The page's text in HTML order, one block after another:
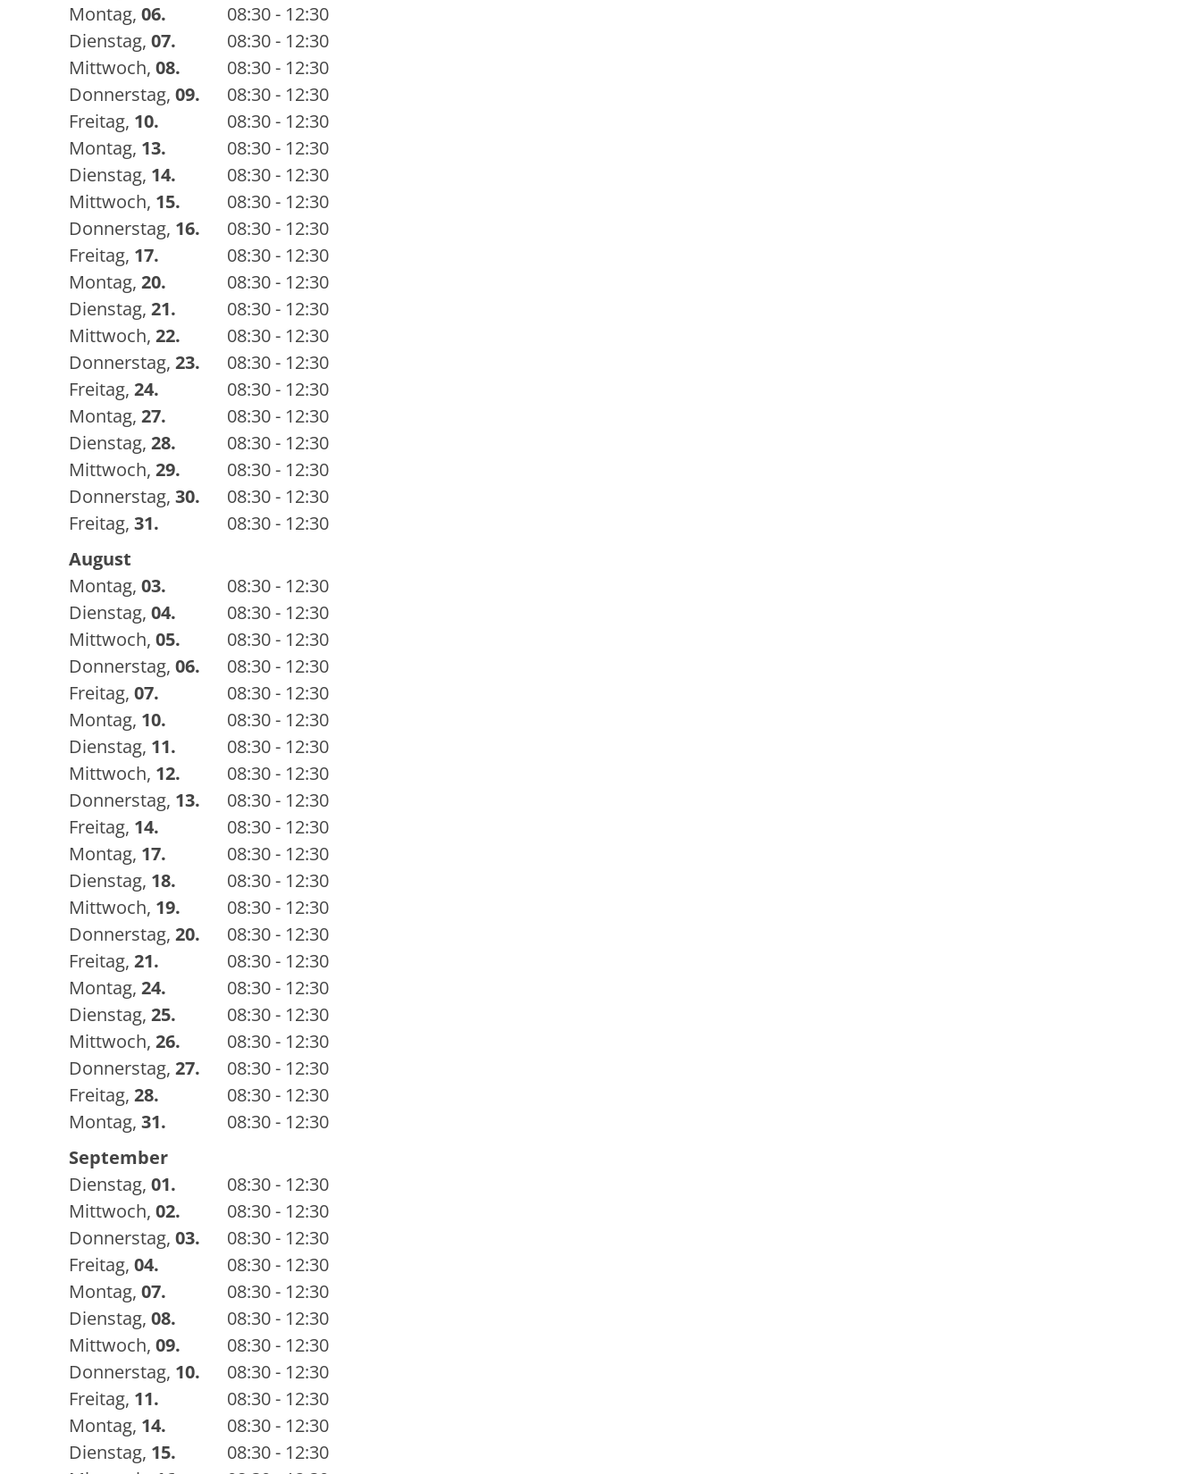
Montag, 06.
08:30 - 12:30
Dienstag, 07.
08:30 - 12:30
Mittwoch, 08.
08:30 - 12:30
Donnerstag, 09.
08:30 - 12:30
Freitag, 10.
08:30 - 12:30
Montag, 13.
08:30 - 12:30
Dienstag, 14.
08:30 - 12:30
Mittwoch, 15.
08:30 - 12:30
Donnerstag, 16.
08:30 - 12:30
Freitag, 17.
08:30 - 12:30
Montag, 20.
08:30 - 12:30
Dienstag, 21.
08:30 - 12:30
Mittwoch, 22.
08:30 - 12:30
Donnerstag, 23.
08:30 - 12:30
Freitag, 24.
08:30 - 12:30
Montag, 27.
08:30 - 12:30
Dienstag, 28.
08:30 - 12:30
Mittwoch, 29.
08:30 - 12:30
Donnerstag, 30.
08:30 - 12:30
Freitag, 31.
08:30 - 12:30
August
Montag, 03.
08:30 - 12:30
Dienstag, 04.
08:30 - 12:30
Mittwoch, 05.
08:30 - 12:30
Donnerstag, 06.
08:30 - 12:30
Freitag, 07.
08:30 - 12:30
Montag, 10.
08:30 - 12:30
Dienstag, 11.
08:30 - 12:30
Mittwoch, 12.
08:30 - 12:30
Donnerstag, 13.
08:30 - 12:30
Freitag, 14.
08:30 - 12:30
Montag, 17.
08:30 - 12:30
Dienstag, 18.
08:30 - 12:30
Mittwoch, 19.
08:30 - 12:30
Donnerstag, 20.
08:30 - 12:30
Freitag, 21.
08:30 - 12:30
Montag, 24.
08:30 - 12:30
Dienstag, 25.
08:30 - 12:30
Mittwoch, 26.
08:30 - 12:30
Donnerstag, 27.
08:30 - 12:30
Freitag, 28.
08:30 - 12:30
Montag, 31.
08:30 - 12:30
September
Dienstag, 01.
08:30 - 12:30
Mittwoch, 02.
08:30 - 12:30
Donnerstag, 03.
08:30 - 12:30
Freitag, 04.
08:30 - 12:30
Montag, 07.
08:30 - 12:30
Dienstag, 08.
08:30 - 12:30
Mittwoch, 09.
08:30 - 12:30
Donnerstag, 10.
08:30 - 12:30
Freitag, 11.
08:30 - 12:30
Montag, 14.
08:30 - 12:30
Dienstag, 15.
08:30 - 12:30